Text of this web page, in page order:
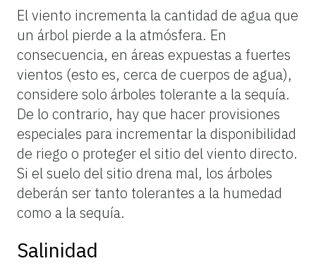
El viento incrementa la cantidad de agua que
un árbol pierde a la atmósfera. En
consecuencia, en áreas expuestas a fuertes
vientos (esto es, cerca de cuerpos de agua),
considere solo árboles tolerante a la sequía.
De lo contrario, hay que hacer provisiones
especiales para incrementar la disponibilidad
de riego o proteger el sitio del viento directo.
Si el suelo del sitio drena mal, los árboles
deberán ser tanto tolerantes a la humedad
como a la sequía.
Salinidad